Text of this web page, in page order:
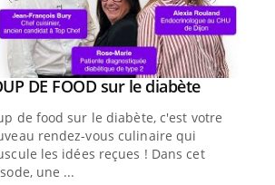
DE FOOD sur le diabèteYoutube
de food sur le diabète, c'est votre
rendez-vous culinaire qui
les idées reçues ! Dans cet
une ...